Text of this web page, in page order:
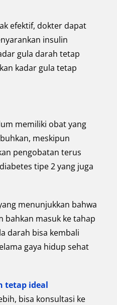
efektif, dokter dapat
insulin
gula darah tetap
kadar gula tetap
memiliki obat yang
meskipun
pengobatan terus
tipe 2 yang juga
menunjukkan bahwa
bahkan masuk ke tahap
darah bisa kembali
gaya hidup sehat
tetap ideal
bisa konsultasi ke